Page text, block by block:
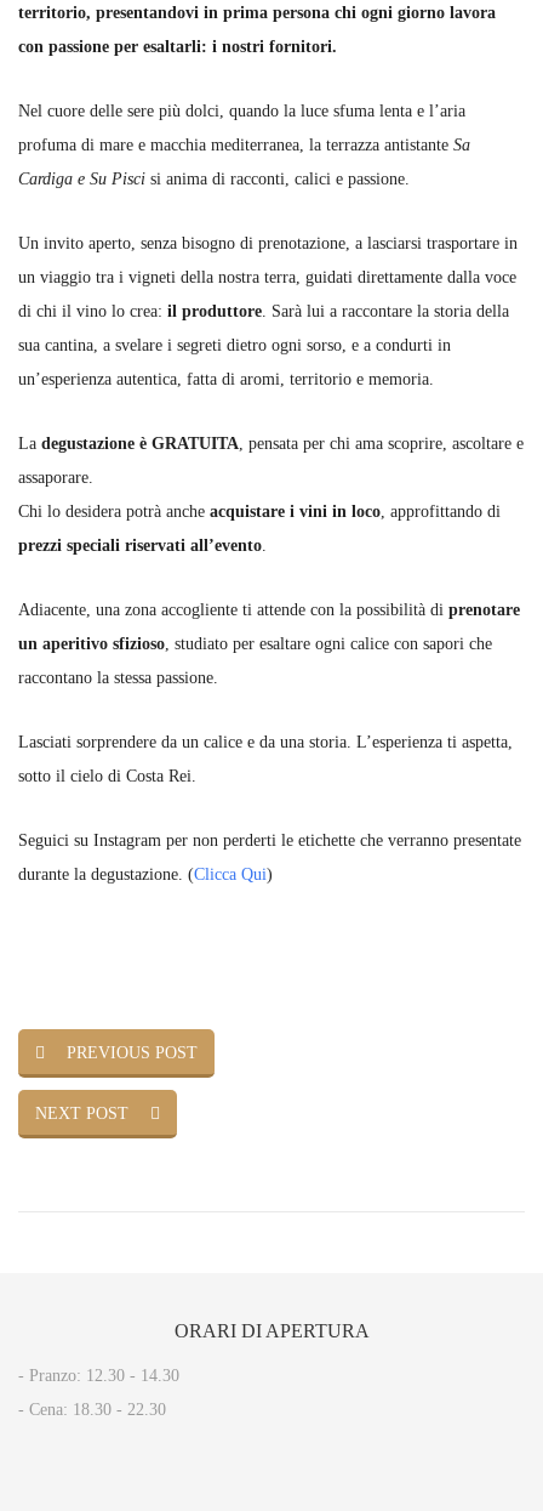
territorio, presentandovi in prima persona chi ogni giorno lavora
con passione per esaltarli: i nostri fornitori.
Nel cuore delle sere più dolci, quando la luce sfuma lenta e l’aria
profuma di mare e macchia mediterranea, la terrazza antistante Sa
Cardiga e Su Pisci si anima di racconti, calici e passione.
Un invito aperto, senza bisogno di prenotazione, a lasciarsi trasportare in
un viaggio tra i vigneti della nostra terra, guidati direttamente dalla voce
di chi il vino lo crea: il produttore. Sarà lui a raccontare la storia della
sua cantina, a svelare i segreti dietro ogni sorso, e a condurti in
un’esperienza autentica, fatta di aromi, territorio e memoria.
La degustazione è GRATUITA, pensata per chi ama scoprire, ascoltare e
assaporare.
Chi lo desidera potrà anche acquistare i vini in loco, approfittando di
prezzi speciali riservati all’evento.
Adiacente, una zona accogliente ti attende con la possibilità di prenotare
un aperitivo sfizioso, studiato per esaltare ogni calice con sapori che
raccontano la stessa passione.
Lasciati sorprendere da un calice e da una storia. L’esperienza ti aspetta,
sotto il cielo di Costa Rei.
Seguici su Instagram per non perderti le etichette che verranno presentate
durante la degustazione. (Clicca Qui)
PREVIOUS POST
NEXT POST
ORARIDI APERTURA
- Pranzo: 12.30 - 14.30​
- Cena: 18.30 - 22.30